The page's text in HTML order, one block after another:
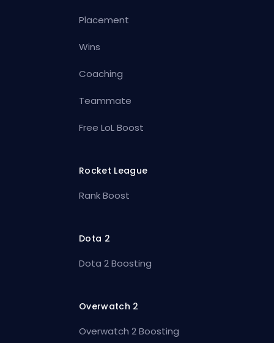
Placement
Wins
Coaching
Teammate
Free LoL Boost
Rocket League
Rank Boost
Dota 2
Dota 2 Boosting
Overwatch 2
Overwatch 2 Boosting